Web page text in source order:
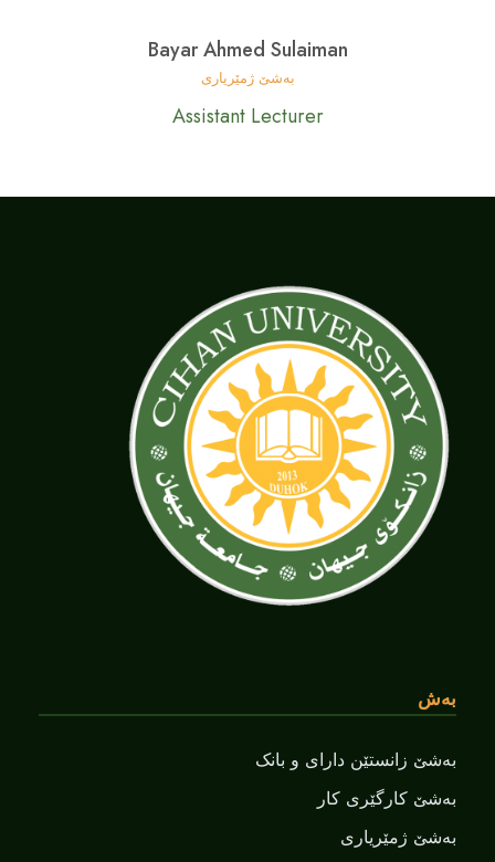
Bayar Ahmed Sulaiman
بەشێ ژمێریاری
Assistant Lecturer
بەش
بەشێ زانستێن دارای و بانک
بەشێ کارگێری کار
بەشێ ژمێریاری